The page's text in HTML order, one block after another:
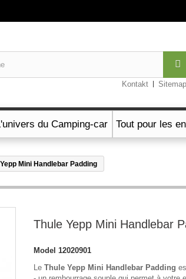
Kontakt
Sitemap
du Camping-car Tout pour les
Mini Handlebar Padding
Thule Yepp Mini Handlebar
Model 12020901
Le Thule Yepp Mini Handlebar Padding